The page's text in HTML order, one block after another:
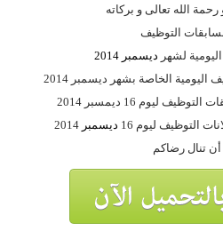
الله تعالى و بركاته
التوظيف
لشهر ديسمبر 2014
الخاصة بشهر ديسمبر 2014
ليوم 16 ديمسبر 2014
التوظيف ليوم 16
ديسمبر 2014
أن تنال رضاكم